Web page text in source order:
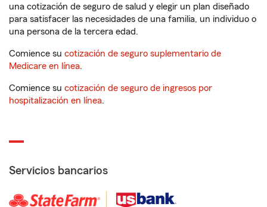
una cotización de seguro de salud y elegir un plan diseñado
para satisfacer las necesidades de una familia, un individuo o
una persona de la tercera edad.
Comience su cotización de seguro suplementario de
Medicare en línea.
Comience su cotización de seguro de ingresos por
hospitalización en línea.
Servicios bancarios